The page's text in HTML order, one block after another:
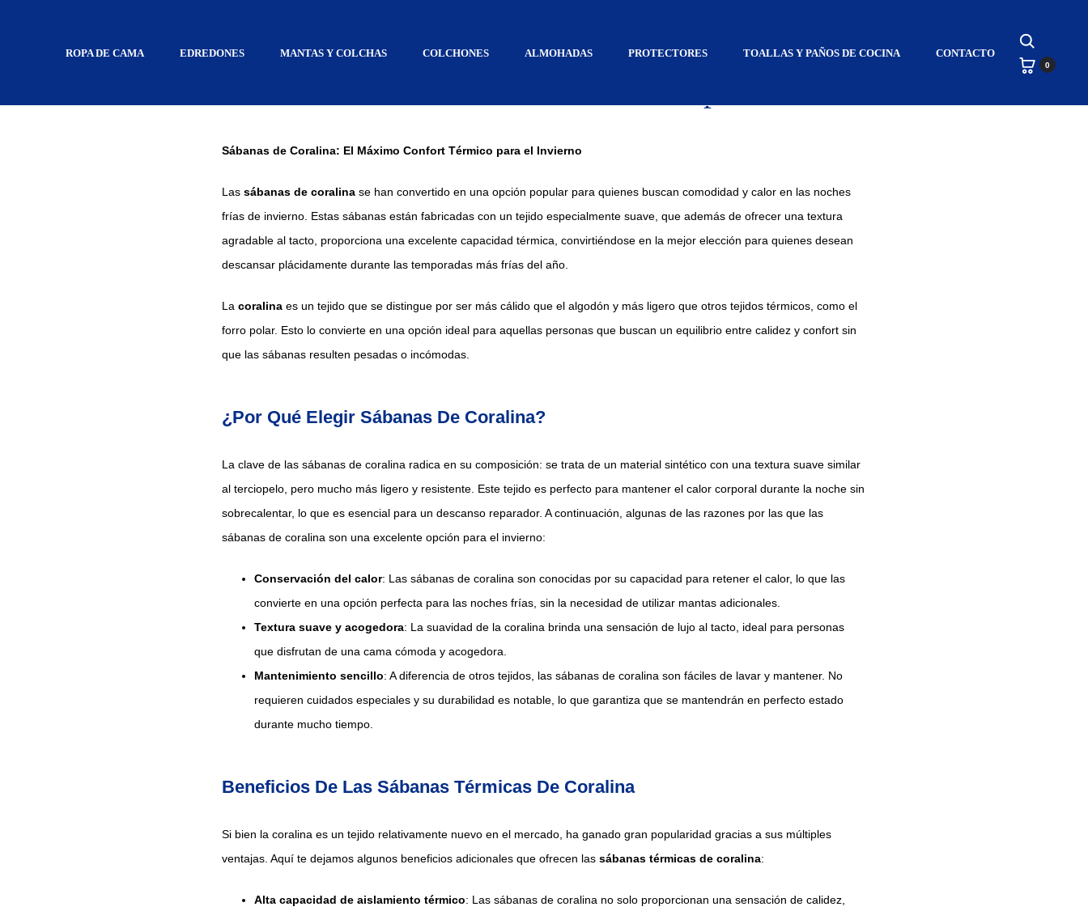
ROPA DE CAMA EDREDONES MANTAS Y COLCHAS COLCHONES ALMOHADAS PROTECTORES TOALLAS Y PAÑOS DE COCINA CONTACTO
0
octubre 3, 2024
Sábanas de Coralina: El Máximo Confort Térmico para el Invierno
Las sábanas de coralinase han convertido en una opción popular para quienes buscan comodidad y calor en las noches
frías de invierno. Estas sábanas están fabricadas con un tejido especialmente suave, que además de ofrecer una textura
agradable al tacto, proporciona una excelente capacidad térmica, convirtiéndose en la mejor elección para quienes desean
descansar plácidamente durante las temporadas más frías del año.
La coralinaes un tejido que se distingue por ser más cálido que el algodón y más ligero que otros tejidos térmicos, como el
forro polar. Esto lo convierte en una opción ideal para aquellas personas que buscan un equilibrio entre calidez y confort sin
que las sábanas resulten pesadas o incómodas.
¿Por Qué Elegir Sábanas De Coralina?
La clave de las sábanas de coralina radica en su composición: se trata de un material sintético con una textura suave similar
al terciopelo, pero mucho más ligero y resistente. Este tejido es perfecto para mantener el calor corporal durante la noche sin
sobrecalentar, lo que es esencial para un descanso reparador. A continuación, algunas de las razones por las que las
sábanas de coralina son una excelente opción para el invierno:
Conservación del calor: Las sábanas de coralina son conocidas por su capacidad para retener el calor, lo que las
convierte en una opción perfecta para las noches frías, sin la necesidad de utilizar mantas adicionales.
Textura suave y acogedora: La suavidad de la coralina brinda una sensación de lujo al tacto, ideal para personas
que disfrutan de una cama cómoda y acogedora.
Mantenimiento sencillo: A diferencia de otros tejidos, las sábanas de coralina son fáciles de lavar y mantener. No
requieren cuidados especiales y su durabilidad es notable, lo que garantiza que se mantendrán en perfecto estado
durante mucho tiempo.
Beneficios De Las Sábanas Térmicas De Coralina
Si bien la coralina es un tejido relativamente nuevo en el mercado, ha ganado gran popularidad gracias a sus múltiples
ventajas. Aquí te dejamos algunos beneficios adicionales que ofrecen las sábanas térmicas de coralina:
Alta capacidad de aislamiento térmico: Las sábanas de coralina no solo proporcionan una sensación de calidez,